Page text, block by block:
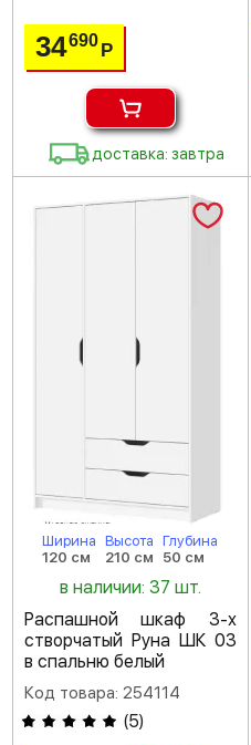
34690 Р
доставка: завтра
Ширина
120 см
Высота
210 см
Глубина
50 см
в наличии: 37 шт.
Распашной шкаф 3-х
створчатый Руна ШК 03
в спальню белый
Код товара: 254114
(5)